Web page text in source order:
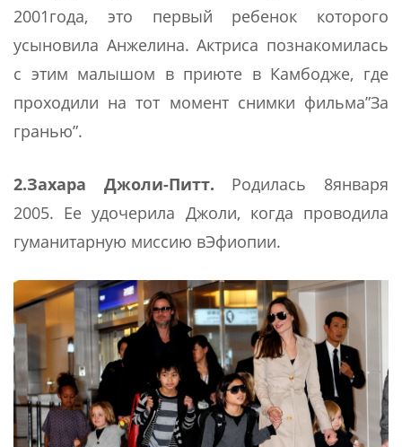
2001года, это первый ребенок которого
усыновила Анжелина. Актриса познакомилась
с этим малышом в приюте в Камбодже, где
проходили на тот момент снимки фильма”За
гранью”.
2.Захара Джоли-Питт. Родилась 8января
2005. Ее удочерила Джоли, когда проводила
гуманитарную миссию вЭфиопии.